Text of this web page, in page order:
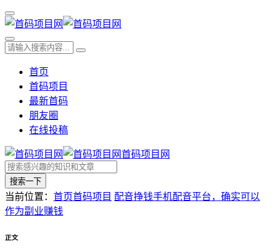
首页
首码项目
最新首码
朋友圈
在线投稿
首码项目网
搜索一下
当前位置： 首页首码项目 配音挣钱手机配音平台，确实可以
作为副业赚钱
正文